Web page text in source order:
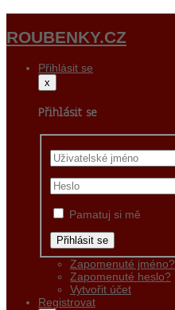
ROUBENKY.CZ
Přihlásit se
x
Přihlásit se
Pamatuj si mě
Zapomenuté jméno?
Zapomenuté heslo?
Vytvořit účet
Registrovat